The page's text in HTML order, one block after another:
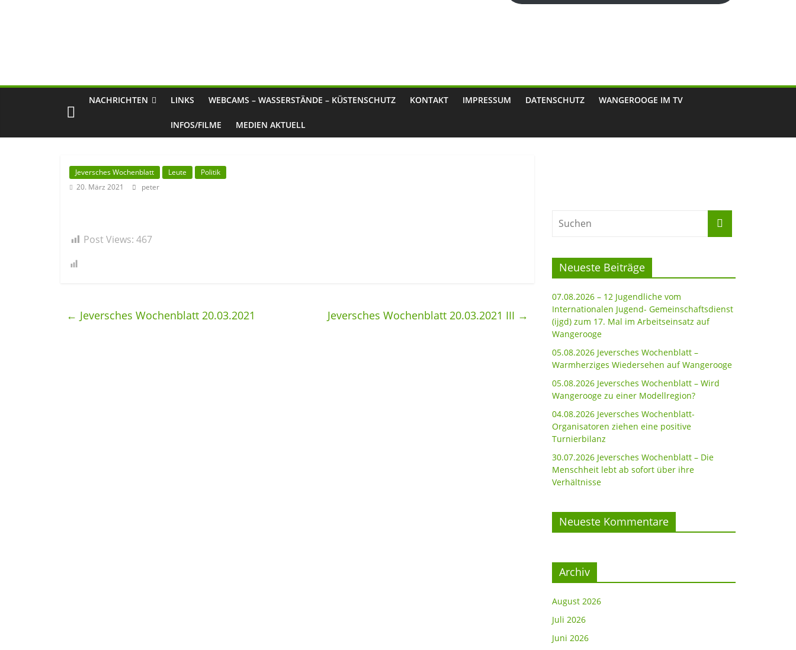
NACHRICHTEN LINKS WEBCAMS – WASSERSTÄNDE – KÜSTENSCHUTZ KONTAKT IMPRESSUM DATENSCHUTZ WANGEROOGE IM TV
INFOS/FILME MEDIEN AKTUELL
Jeversches Wochenblatt Leute
Politik
20. März 2021
peter
Post Views: 467
← Jeversches Wochenblatt 20.03.2021 Jeversches Wochenblatt 20.03.2021 III →
Neueste Beiträge
07.08.2026 – 12 Jugendliche vom
Internationalen Jugend- Gemeinschaftsdienst
(ijgd) zum 17. Mal im Arbeitseinsatz auf
Wangerooge
05.08.2026 Jeversches Wochenblatt –
Warmherziges Wiedersehen auf Wangerooge
05.08.2026 Jeversches Wochenblatt – Wird
Wangerooge zu einer Modellregion?
04.08.2026 Jeversches Wochenblatt-
Organisatoren ziehen eine positive
Turnierbilanz
30.07.2026 Jeversches Wochenblatt – Die
Menschheit lebt ab sofort über ihre
Verhältnisse
Neueste Kommentare
Archiv
August 2026
Juli 2026
Juni 2026